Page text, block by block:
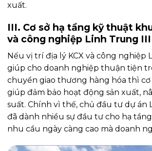
xuất.
III. Cơ sở hạ tầng kỹ thuật
và công nghiệp Linh Trung III
Nếu vị trí địa lý KCX và công nghiệp
giúp cho doanh nghiệp thuận tiện
chuyển giao thương hàng hóa thì cơ
giúp đảm bảo hoạt động sản xuất,
suất. Chính vì thế, chủ đầu tư dự án
đã dành nhiều sự đầu tư cho hạ
nhu cầu ngày càng cao mà doanh